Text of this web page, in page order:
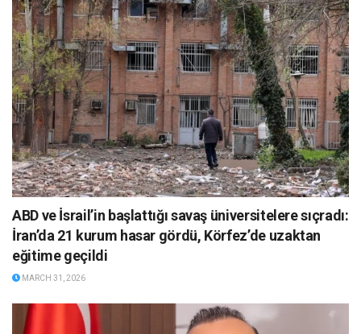
ABD ve İsrail’in başlattığı savaş üniversitelere sıçradı:
İran’da 21 kurum hasar gördü, Körfez’de uzaktan
eğitime geçildi
MARCH 31, 2026